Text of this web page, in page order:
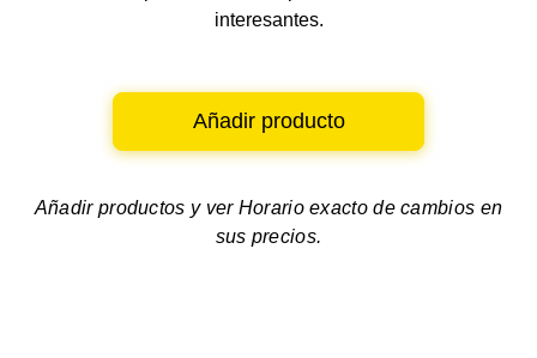
interesantes.
Añadir producto
Añadir productos y verHorario exacto de cambios en
sus precios.